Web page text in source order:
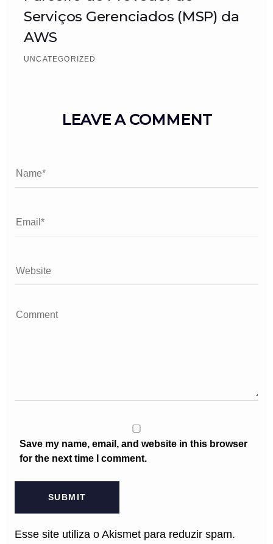
Serviços Gerenciados (MSP) da
AWS
UNCATEGORIZED
LEAVE A COMMENT
Save my name, email, and website in this browser
for the next time I comment.
Esse site utiliza o Akismet para reduzir spam.